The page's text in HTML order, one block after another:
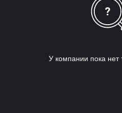
У компании пока нет